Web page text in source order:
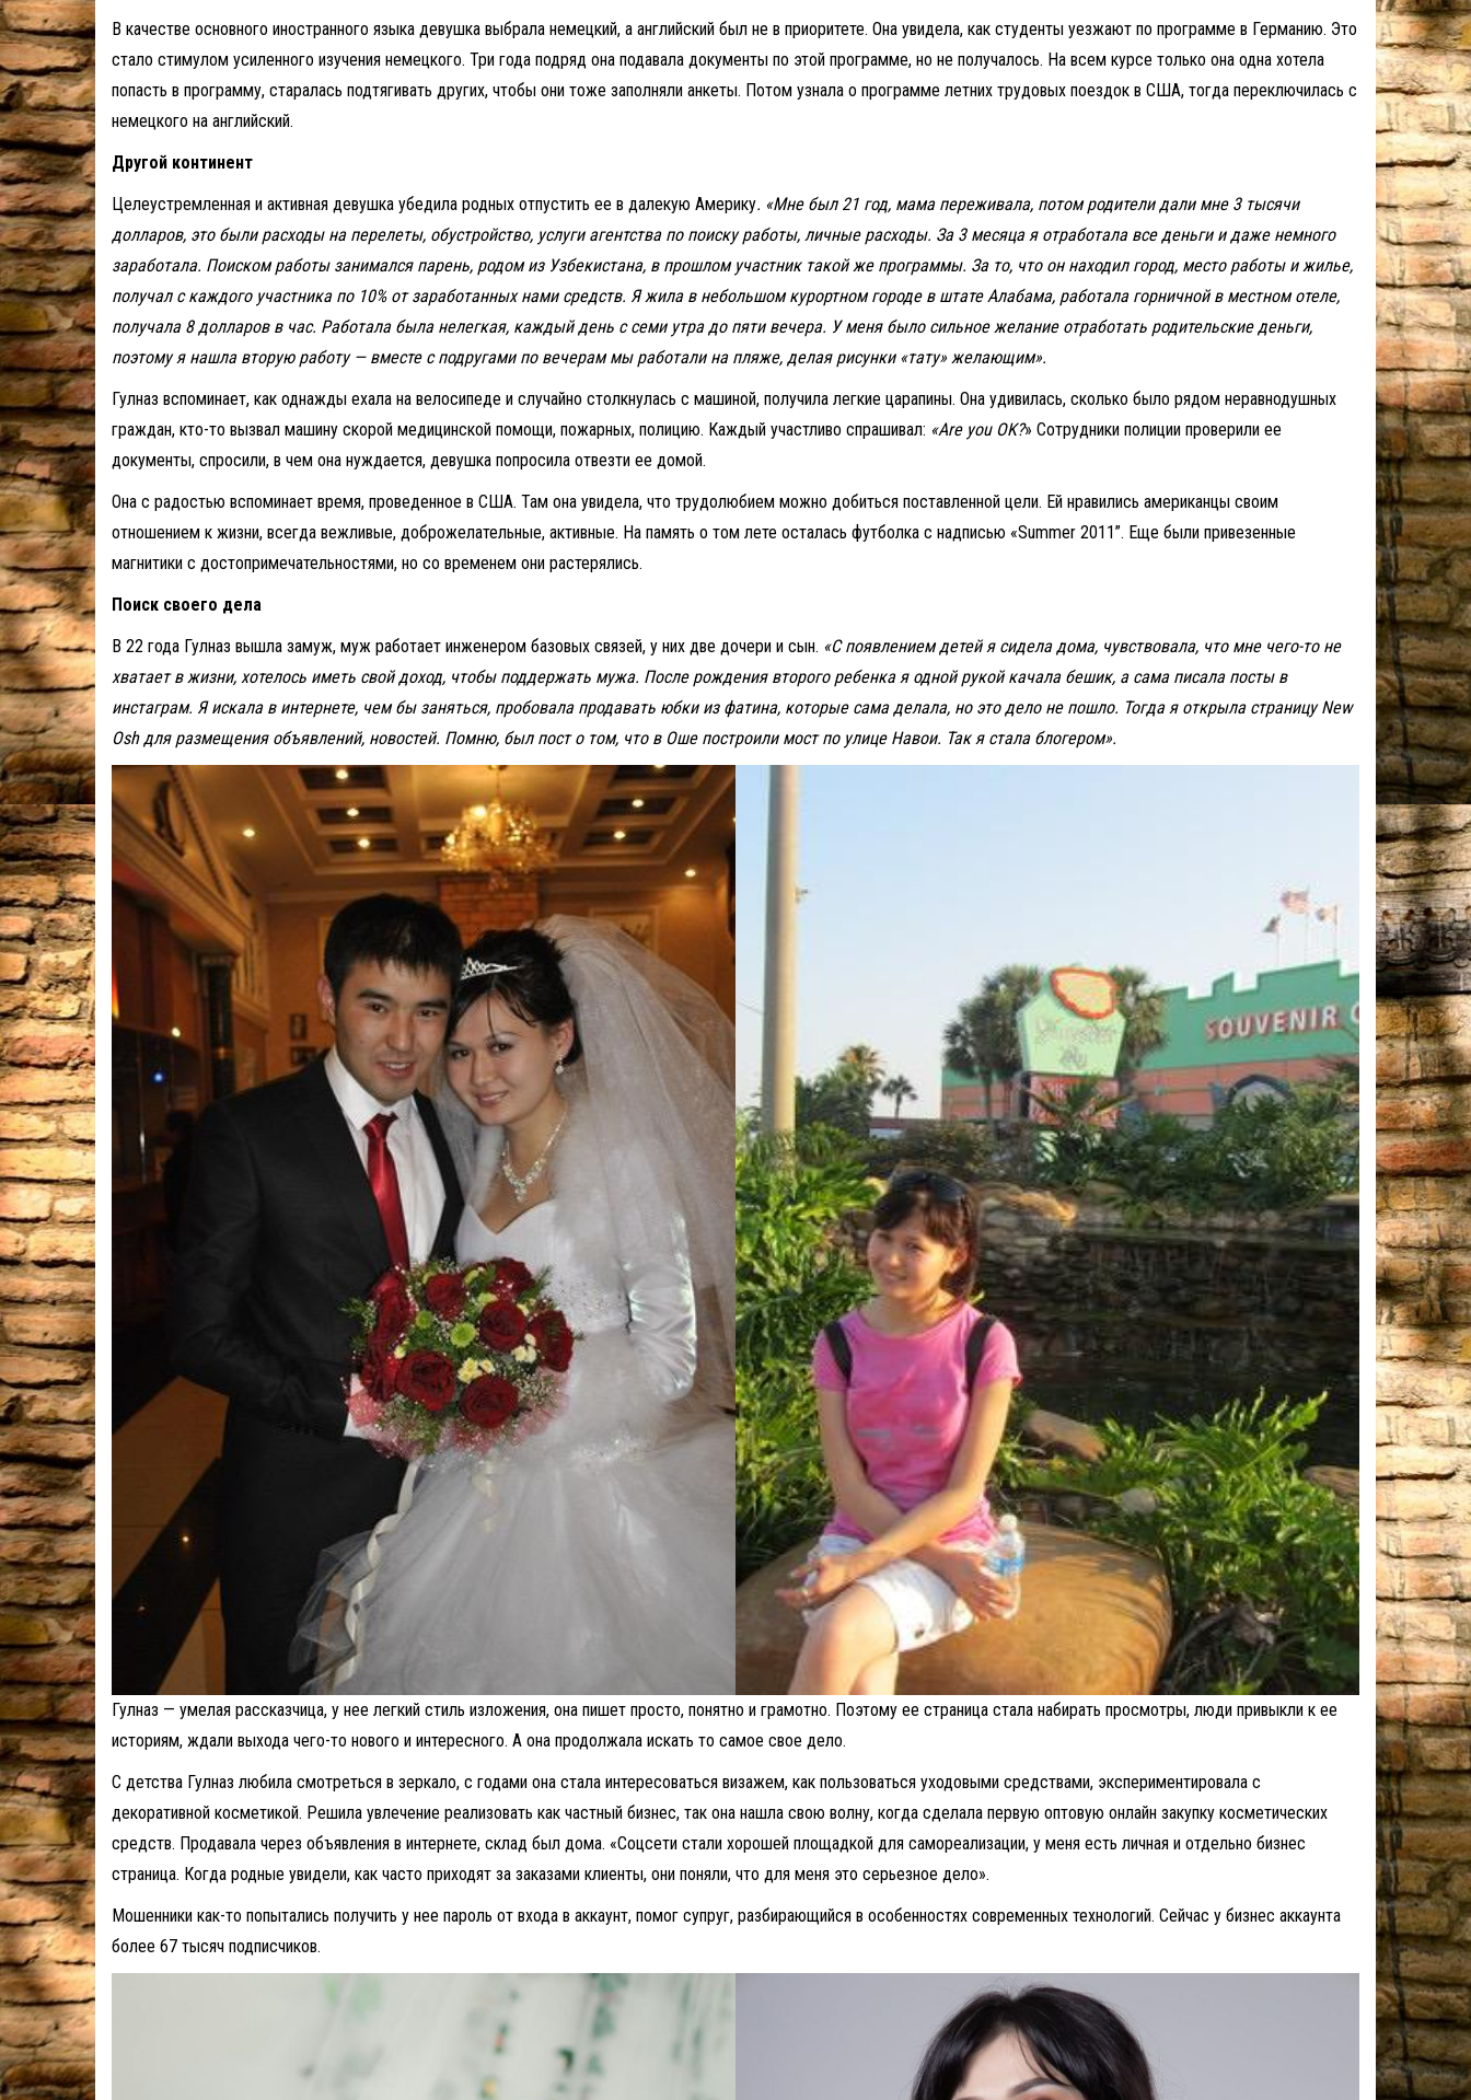
В качестве основного иностранного языка девушка выбрала немецкий, а английский был не в приоритете. Она увидела, как студенты уезжают по программе в Германию. Это
стало стимулом усиленного изучения немецкого. Три года подряд она подавала документы по этой программе, но не получалось. На всем курсе только она одна хотела
попасть в программу, старалась подтягивать других, чтобы они тоже заполняли анкеты. Потом узнала о программе летних трудовых поездок в США, тогда переключилась с
немецкого на английский.
Другой континент
Целеустремленная и активная девушка убедила родных отпустить ее в далекую Америку. «Мне был 21 год, мама переживала, потом родители дали мне 3 тысячи
долларов, это были расходы на перелеты, обустройство, услуги агентства по поиску работы, личные расходы. За 3 месяца я отработала все деньги и даже немного
заработала. Поиском работы занимался парень, родом из Узбекистана, в прошлом участник такой же программы. За то, что он находил город, место работы и жилье,
получал с каждого участника по 10% от заработанных нами средств. Я жила в небольшом курортном городе в штате Алабама, работала горничной в местном отеле,
получала 8 долларов в час. Работала была нелегкая, каждый день с семи утра до пяти вечера. У меня было сильное желание отработать родительские деньги,
поэтому я нашла вторую работу — вместе с подругами по вечерам мы работали на пляже, делая рисунки «тату» желающим».
Гулназ вспоминает, как однажды ехала на велосипеде и случайно столкнулась с машиной, получила легкие царапины. Она удивилась, сколько было рядом неравнодушных
граждан, кто-то вызвал машину скорой медицинской помощи, пожарных, полицию. Каждый участливо спрашивал: «Are you OK?» Сотрудники полиции проверили ее
документы, спросили, в чем она нуждается, девушка попросила отвезти ее домой.
Она с радостью вспоминает время, проведенное в США. Там она увидела, что трудолюбием можно добиться поставленной цели. Ей нравились американцы своим
отношением к жизни, всегда вежливые, доброжелательные, активные. На память о том лете осталась футболка с надписью «Summer 2011”. Еще были привезенные
магнитики с достопримечательностями, но со временем они растерялись.
Поиск своего дела
В 22 года Гулназ вышла замуж, муж работает инженером базовых связей, у них две дочери и сын. «С появлением детей я сидела дома, чувствовала, что мне чего-то не
хватает в жизни, хотелось иметь свой доход, чтобы поддержать мужа. После рождения второго ребенка я одной рукой качала бешик, а сама писала посты в
инстаграм. Я искала в интернете, чем бы заняться, пробовала продавать юбки из фатина, которые сама делала, но это дело не пошло. Тогда я открыла страницу New
Osh для размещения объявлений, новостей. Помню, был пост о том, что в Оше построили мост по улице Навои. Так я стала блогером».
Гулназ — умелая рассказчица, у нее легкий стиль изложения, она пишет просто, понятно и грамотно. Поэтому ее страница стала набирать просмотры, люди привыкли к ее
историям, ждали выхода чего-то нового и интересного. А она продолжала искать то самое свое дело.
С детства Гулназ любила смотреться в зеркало, с годами она стала интересоваться визажем, как пользоваться уходовыми средствами, экспериментировала с
декоративной косметикой. Решила увлечение реализовать как частный бизнес, так она нашла свою волну, когда сделала первую оптовую онлайн закупку косметических
средств. Продавала через объявления в интернете, склад был дома. «Соцсети стали хорошей площадкой для самореализации, у меня есть личная и отдельно бизнес
страница. Когда родные увидели, как часто приходят за заказами клиенты, они поняли, что для меня это серьезное дело».
Мошенники как-то попытались получить у нее пароль от входа в аккаунт, помог супруг, разбирающийся в особенностях современных технологий. Сейчас у бизнес аккаунта
более 67 тысяч подписчиков.